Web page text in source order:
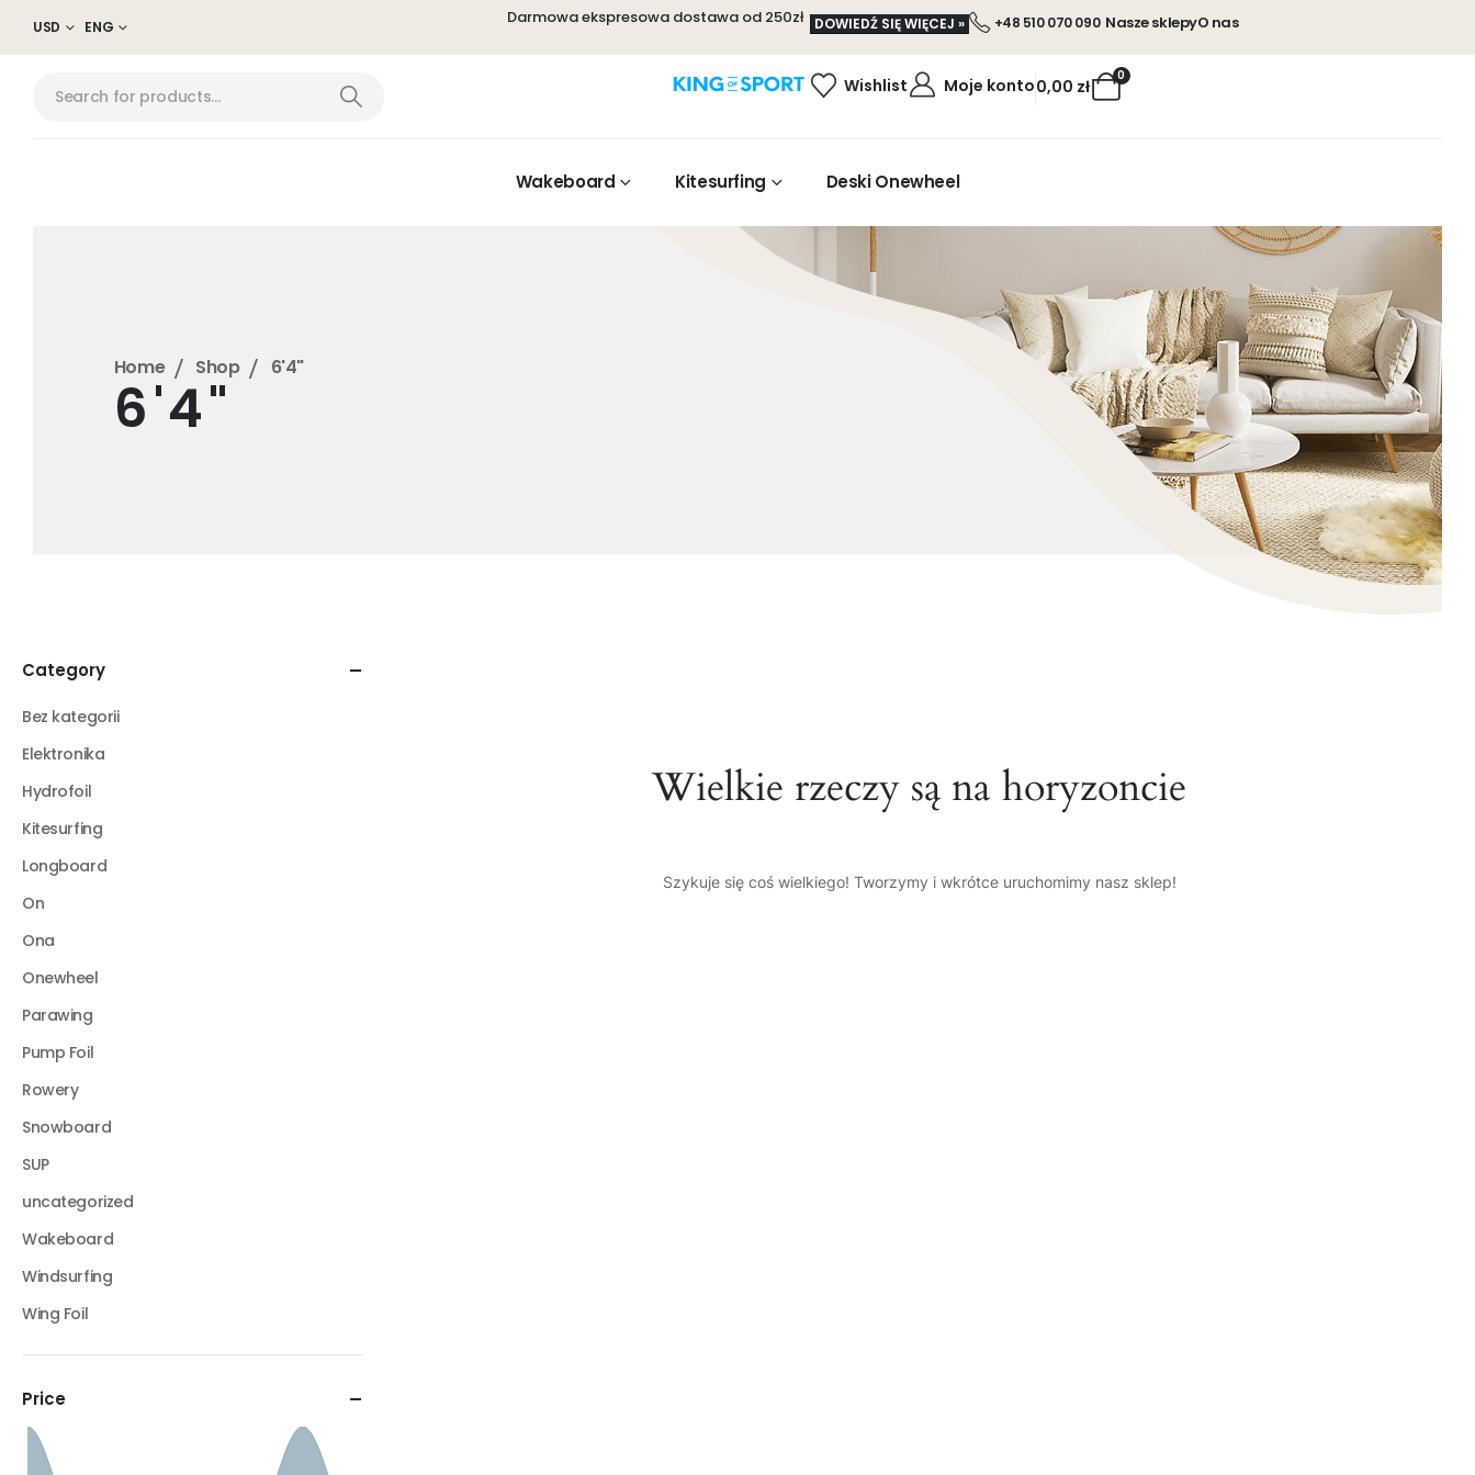
USD ENG Darmowa ekspresowa dostawa od 250zł DOWIEDŹ SIĘ WIĘCEJ » +48 510 070 090 Nasze sklepyO nas
Wishlist Moje konto 0
0,00 zł
Wakeboard Kitesurfing Deski Onewheel
Home Shop 6'4"
6'4"
Wielkie rzeczy są na horyzoncie
Szykuje się coś wielkiego! Tworzymy i wkrótce uruchomimy nasz sklep!
Category
Bez kategorii
Elektronika
Hydrofoil
Kitesurfing
Longboard
On
Ona
Onewheel
Parawing
Pump Foil
Rowery
Snowboard
SUP
uncategorized
Wakeboard
Windsurfing
Wing Foil
Price